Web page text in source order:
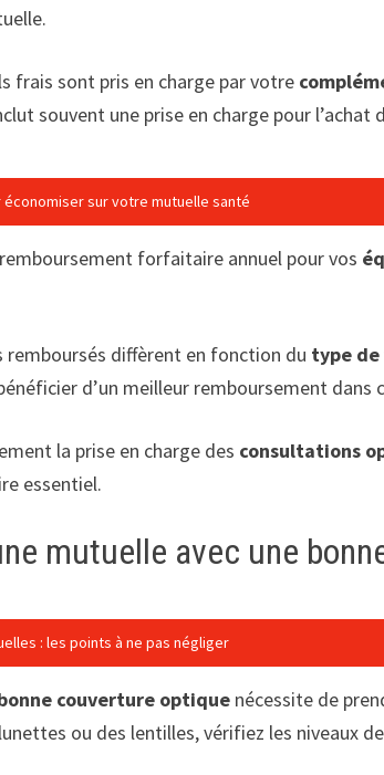
frais sont pris en charge par votre
souvent une prise en charge pour
sur votre mutuelle santé
forfaitaire annuel pour vos
remboursés diffèrent en fonction du type
d’un meilleur remboursement dans
la prise en charge des consultations
essentiel.
mutuelle avec une
: les points à ne pas négliger
couverture optique nécessite de
ou des lentilles, vérifiez les niveaux